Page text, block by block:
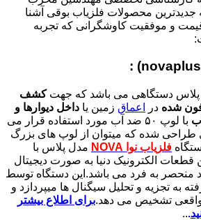
محصولات فلزیاب بوقی آشنا
قیمت و موفقیت کاوشگرانی که تجربه
دستگاهی می باشد که جهتکشف
شده در اعماق زمین یا داخل دیوارها و
با لوپ ۵۰ ضد آب مورد استفاده قرار می
طراحی شده که میتوان از لوپ های بزرگ
فلزیاب نوا NOVA
مدل پلاس با
قطعات الکترونیک دنیا به صورت دیجیتال
منحصر به فرد می باشد.این دستگاه توسط
به تجزیه و تحلیل سیگنال ها میپردازد و
واقعی تشخیص می دهد.برای اطلاع بیشتر
.
..